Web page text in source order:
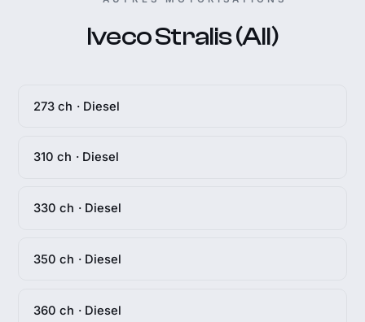
Iveco Stralis (All)
273 ch · Diesel
310 ch · Diesel
330 ch · Diesel
350 ch · Diesel
360 ch · Diesel